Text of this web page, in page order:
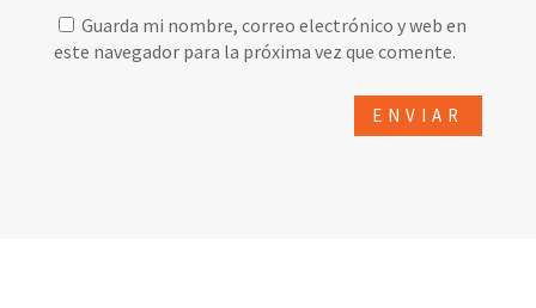
Guarda mi nombre, correo electrónico y web en
este navegador para la próxima vez que comente.